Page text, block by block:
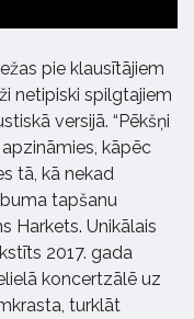
pie klausītājiem
netipiski spilgtajiem
versijā. “Pēkšņi
kāpēc
tā, kā nekad
tapšanu
Harkets. Unikālais
2017. gada
koncertzālē uz
turklāt